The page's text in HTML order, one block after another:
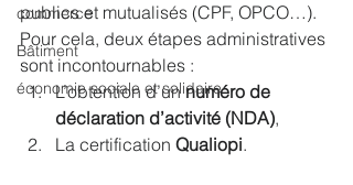
commerce
Bâtiment
économie sociale et solidaire
publics et mutualisés (CPF, OPCO…).
Pour cela, deux étapes administratives
sont incontournables :
L’obtention d’un numéro de
déclaration d’activité (NDA),
La certification Qualiopi.